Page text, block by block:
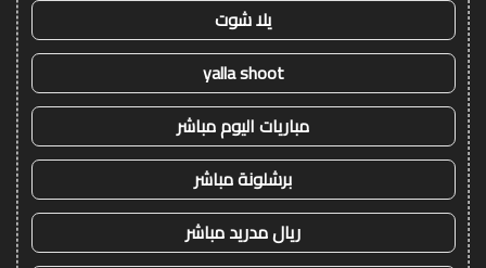
يلا شوت
yalla shoot
مباريات اليوم مباشر
برشلونة مباشر
ريال مدريد مباشر